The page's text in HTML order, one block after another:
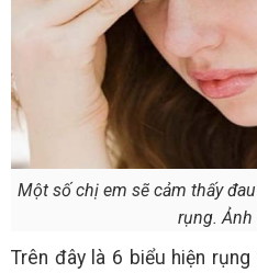
Một số chị em sẽ cảm thấy
rụng. Ảnh
Trên đây là 6 biểu hiện